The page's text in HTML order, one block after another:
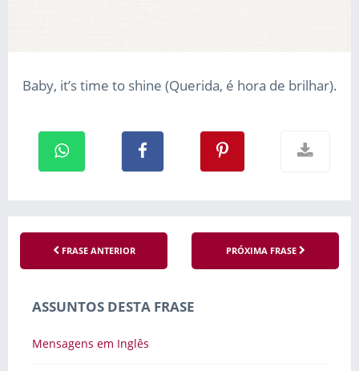
Baby, it’s time to shine (Querida, é hora de brilhar).
FRASE ANTERIOR PRÓXIMA FRASE
ASSUNTOS DESTA FRASE
Mensagens em Inglês